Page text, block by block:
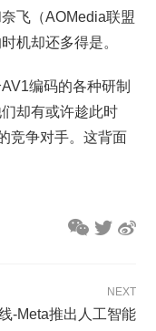
飞（AOMedia联盟
机却还多得是。
编码的各种研制
却有或许趁此时
竞争对手。这背面
NEXT
-Meta推出人工智能